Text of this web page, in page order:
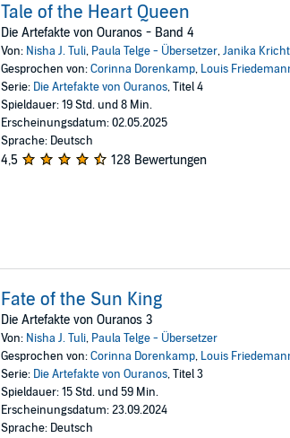
Tale of the Heart Queen
Die Artefakte von Ouranos - Band 4
Von: Nisha J. Tuli, Paula Telge - Übersetzer,Janika
Gesprochen von:Corinna Dorenkamp, Louis
Serie: Die Artefakte von Ouranos, Titel 4
Spieldauer: 19 Std. und 8 Min.
Erscheinungsdatum: 02.05.2025
Sprache: Deutsch
4,5 128 Bewertungen
Fate of the Sun King
Die Artefakte von Ouranos 3
Von: Nisha J. Tuli, Paula Telge - Übersetzer
Gesprochen von:Corinna Dorenkamp, Louis
Serie: Die Artefakte von Ouranos, Titel 3
Spieldauer: 15 Std. und 59 Min.
Erscheinungsdatum: 23.09.2024
Sprache: Deutsch